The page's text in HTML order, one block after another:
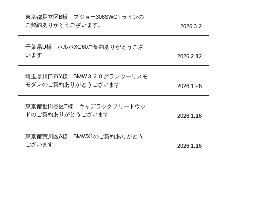
東京都足立区B様 プジョー308SWGTラインの
ご契約ありがとうございます。
2026.3.2
千葉県U様 ボルボXC60ご契約ありがとうござ
います
2026.2.12
埼玉県川口市Y様 BMW３２０グランツーリスモ
モダンのご契約ありがとうございます
2026.1.26
東京都世田谷区T様 キャデラックフリートウッ
ドのご契約ありがとうございます
2026.1.16
東京都荒川区A様 BMWX1のご契約ありがとう
ございます
2026.1.16